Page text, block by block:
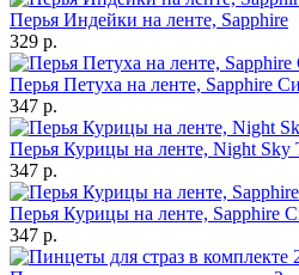
Перья Индейки на ленте, Sapphire
329 р.
Перья Петуха на ленте, Sapphire
347 р.
Перья Курицы на ленте, Night
347 р.
Перья Курицы на ленте, Sapphire
347 р.